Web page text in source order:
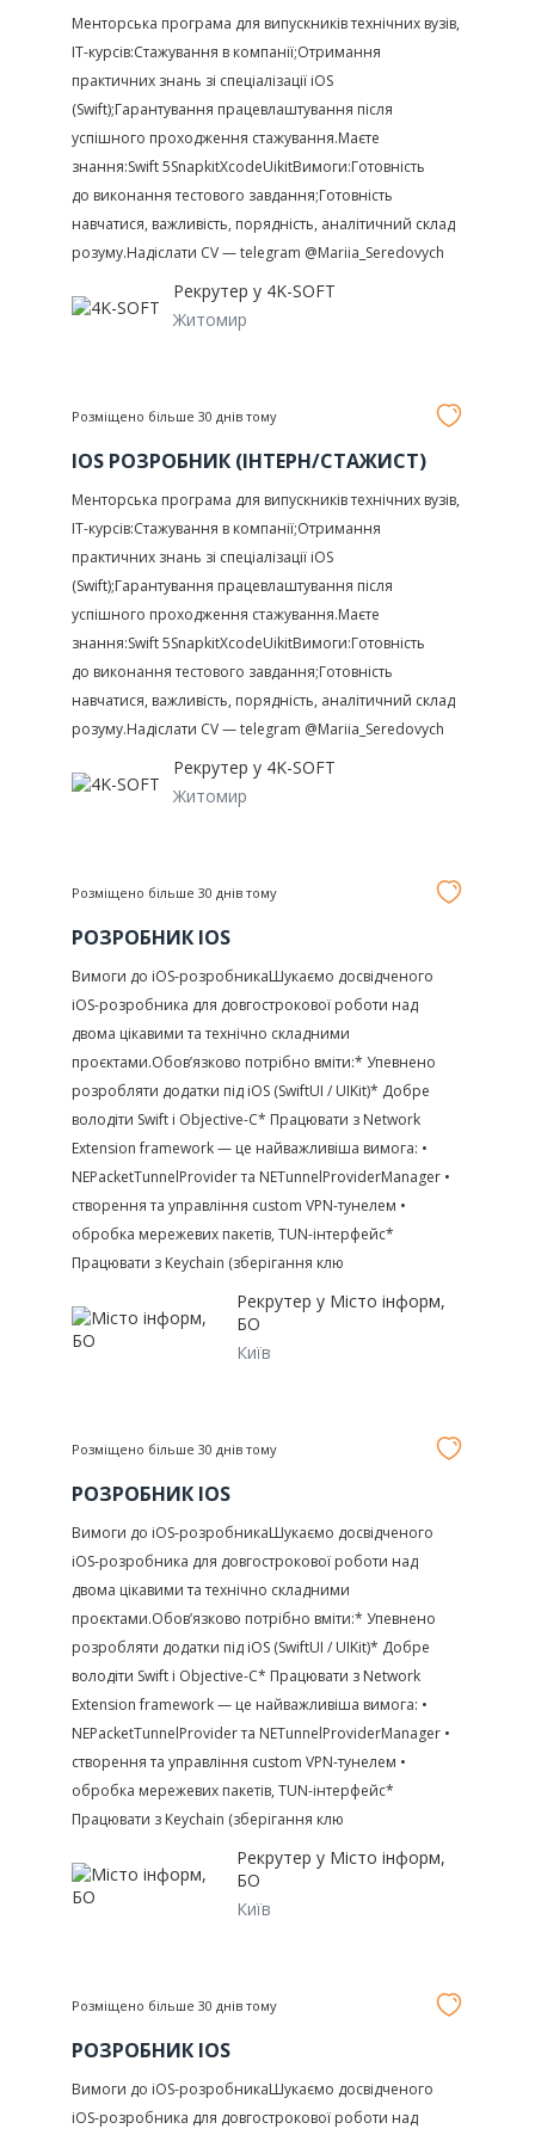
Менторська програма для випускників технічних вузів,
IT-курсів:Стажування в компанії;Отримання
практичних знань зі спеціалізації iOS
(Swift);Гарантування працевлаштування після
успішного проходження стажування.Маєте
знання:Swift 5SnapkitXcodeUikitВимоги:Готовність
до виконання тестового завдання;Готовність
навчатися, важливість, порядність, аналітичний склад
розуму.Надіслати CV — telegram @Mariia_Seredovych
Рекрутер у 4K-SOFT
Житомир
Розміщено більше 30 днів тому
IOS РОЗРОБНИК (ІНТЕРН/СТАЖИСТ)
Менторська програма для випускників технічних вузів,
IT-курсів:Стажування в компанії;Отримання
практичних знань зі спеціалізації iOS
(Swift);Гарантування працевлаштування після
успішного проходження стажування.Маєте
знання:Swift 5SnapkitXcodeUikitВимоги:Готовність
до виконання тестового завдання;Готовність
навчатися, важливість, порядність, аналітичний склад
розуму.Надіслати CV — telegram @Mariia_Seredovych
Рекрутер у 4K-SOFT
Житомир
Розміщено більше 30 днів тому
РОЗРОБНИК IOS
Вимоги до iOS-розробникаШукаємо досвідченого
iOS-розробника для довгострокової роботи над
двома цікавими та технічно складними
проєктами.Обов’язково потрібно вміти:* Упевнено
розробляти додатки під iOS (SwiftUI / UIKit)* Добре
володіти Swift і Objective-C* Працювати з Network
Extension framework — це найважливіша вимога: •
NEPacketTunnelProvider та NETunnelProviderManager •
створення та управління custom VPN-тунелем •
обробка мережевих пакетів, TUN-інтерфейс*
Працювати з Keychain (зберігання клю
Рекрутер у Місто інформ,
БО
Київ
Розміщено більше 30 днів тому
РОЗРОБНИК IOS
Вимоги до iOS-розробникаШукаємо досвідченого
iOS-розробника для довгострокової роботи над
двома цікавими та технічно складними
проєктами.Обов’язково потрібно вміти:* Упевнено
розробляти додатки під iOS (SwiftUI / UIKit)* Добре
володіти Swift і Objective-C* Працювати з Network
Extension framework — це найважливіша вимога: •
NEPacketTunnelProvider та NETunnelProviderManager •
створення та управління custom VPN-тунелем •
обробка мережевих пакетів, TUN-інтерфейс*
Працювати з Keychain (зберігання клю
Рекрутер у Місто інформ,
БО
Київ
Розміщено більше 30 днів тому
РОЗРОБНИК IOS
Вимоги до iOS-розробникаШукаємо досвідченого
iOS-розробника для довгострокової роботи над